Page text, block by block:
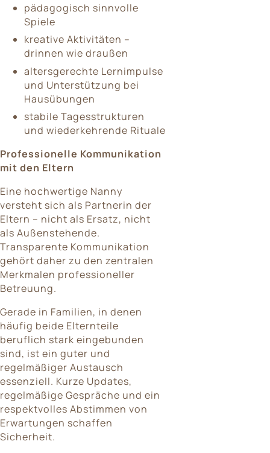
pädagogisch sinnvolle
Spiele
kreative Aktivitäten –
drinnen wie draußen
altersgerechte Lernimpulse
und Unterstützung bei
Hausübungen
stabile Tagesstrukturen
und wiederkehrende Rituale
Professionelle Kommunikation
mit den Eltern
Eine hochwertige Nanny
versteht sich als Partnerin der
Eltern – nicht als Ersatz, nicht
als Außenstehende.
Transparente Kommunikation
gehört daher zu den zentralen
Merkmalen professioneller
Betreuung.
Gerade in Familien, in denen
häufig beide Elternteile
beruflich stark eingebunden
sind, ist ein guter und
regelmäßiger Austausch
essenziell. Kurze Updates,
regelmäßige Gespräche und ein
respektvolles Abstimmen von
Erwartungen schaffen
Sicherheit.